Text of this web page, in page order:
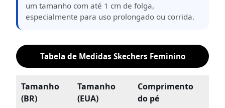
um tamanho com até 1 cm de folga,
especialmente para uso prolongado ou corrida.
Tabela de Medidas Skechers Feminino
Tamanho
(BR)
Tamanho
(EUA)
Comprimento
do pé